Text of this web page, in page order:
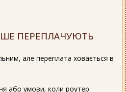
ПЕРЕПЛАЧУЮТЬ
але переплата ховається в
або умови, коли роутер